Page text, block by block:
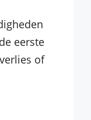
eerste
of